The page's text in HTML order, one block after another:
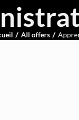
All offers